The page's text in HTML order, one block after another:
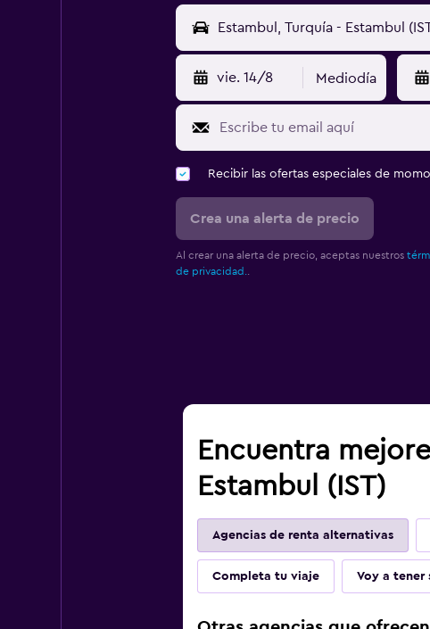
vie. 14/8 Mediodía
Recibir las ofertas especiales de
Crea una alerta de precio
Al crear una alerta de precio, aceptas nuestros
de privacidad.
Encuentra
Estambul (IST)
Agencias de renta alternativas
Completa tu viaje Voy a tener